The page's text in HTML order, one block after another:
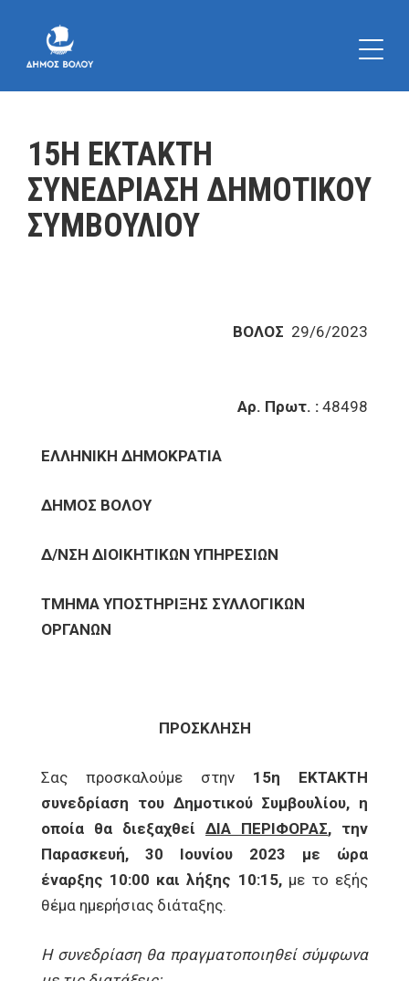
15Η ΕΚΤΑΚΤΗ
ΣΥΝΕΔΡΙΑΣΗ ΔΗΜΟΤΙΚΟΥ
ΣΥΜΒΟΥΛΙΟΥ
ΒΟΛΟΣ 29/6/2023
Αρ. Πρωτ. : 48498
ΕΛΛΗΝΙΚΗ ΔΗΜΟΚΡΑΤΙΑ
ΔΗΜΟΣ ΒΟΛΟΥ
Δ/ΝΣΗ ΔΙΟΙΚΗΤΙΚΩΝ ΥΠΗΡΕΣΙΩΝ
ΤΜΗΜΑ ΥΠΟΣΤΗΡΙΞΗΣ ΣΥΛΛΟΓΙΚΩΝ
ΟΡΓΑΝΩΝ
ΠΡΟΣΚΛΗΣΗ
Σας προσκαλούμε στην 15η ΕΚΤΑΚΤΗ
συνεδρίαση του Δημοτικού Συμβουλίου, η
οποία θα διεξαχθεί ΔΙΑ ΠΕΡΙΦΟΡΑΣ, την
Παρασκευή, 30 Ιουνίου 2023 με ώρα
έναρξης 10:00 και λήξης 10:15,με το εξής
θέμα ημερήσιας διάταξης.
Η συνεδρίαση θα πραγματοποιηθεί σύμφωνα